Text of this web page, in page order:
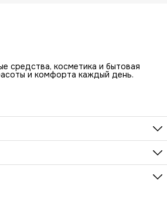
средства, косметика и бытовая
и комфорта каждый день.